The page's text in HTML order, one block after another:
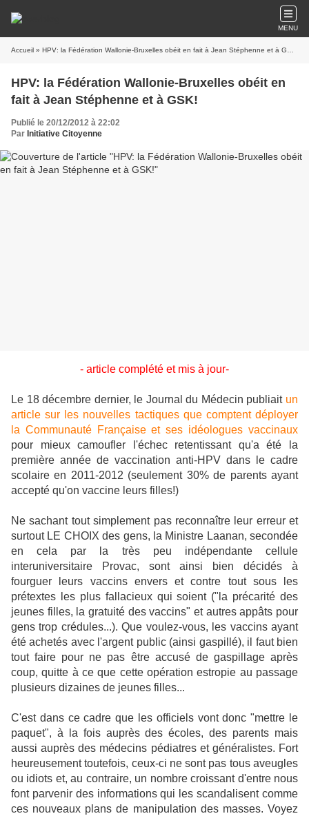
MENU
Accueil » HPV: la Fédération Wallonie-Bruxelles obéit en fait à Jean Stéphenne et à GSK!
HPV: la Fédération Wallonie-Bruxelles obéit en
fait à Jean Stéphenne et à GSK!
Publié le 20/12/2012 à 22:02
Par Initiative Citoyenne
- article complété et mis à jour-
Le 18 décembre dernier, le Journal du Médecin publiait un
article sur les nouvelles tactiques que comptent déployer
la Communauté Française et ses idéologues vaccinaux
pour mieux camoufler l'échec retentissant qu'a été la
première année de vaccination anti-HPV dans le cadre
scolaire en 2011-2012 (seulement 30% de parents ayant
accepté qu'on vaccine leurs filles!)
Ne sachant tout simplement pas reconnaître leur erreur et
surtout LE CHOIX des gens, la Ministre Laanan, secondée
en cela par la très peu indépendante cellule
interuniversitaire Provac, sont ainsi bien décidés à
fourguer leurs vaccins envers et contre tout sous les
prétextes les plus fallacieux qui soient ("la précarité des
jeunes filles, la gratuité des vaccins" et autres appâts pour
gens trop crédules...). Que voulez-vous, les vaccins ayant
été achetés avec l'argent public (ainsi gaspillé), il faut bien
tout faire pour ne pas être accusé de gaspillage après
coup, quitte à ce que cette opération estropie au passage
plusieurs dizaines de jeunes filles...
C'est dans ce cadre que les officiels vont donc "mettre le
paquet", à la fois auprès des écoles, des parents mais
aussi auprès des médecins pédiatres et généralistes. Fort
heureusement toutefois, ceux-ci ne sont pas tous aveugles
ou idiots et, au contraire, un nombre croissant d'entre nous
font parvenir des informations qui les scandalisent comme
ces nouveaux plans de manipulation des masses. Voyez